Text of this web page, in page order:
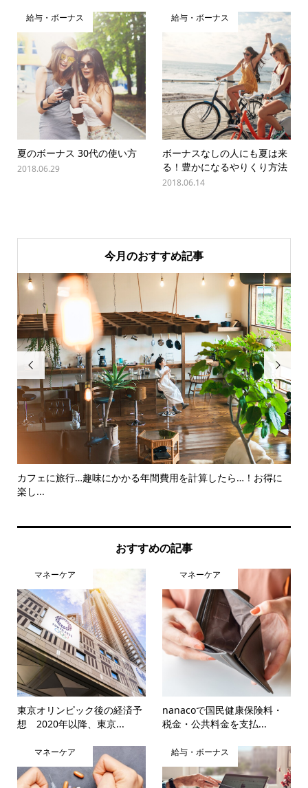
給与・ボーナス
夏のボーナス 30代の使い方
2018.06.29
給与・ボーナス
ボーナスなしの人にも夏は来
る！豊かになるやりくり方法
2018.06.14
今月のおすすめ記事

カフェに旅行…趣味にかかる年間費用を計算したら…！お得に
楽し...

おすすめの記事
マネーケア
東京オリンピック後の経済予
想 2020年以降、東京...
マネーケア
nanacoで国民健康保険料・
税金・公共料金を支払...
マネーケア 給与・ボーナス